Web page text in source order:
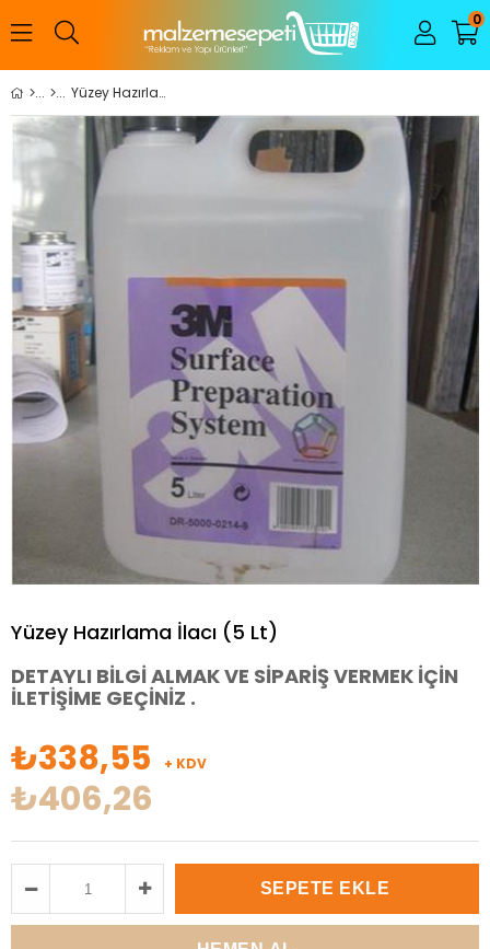
0
Yüzey Hazırlama İlacı (5 Lt)
Yüzey Hazırlama İlacı (5 Lt)
DETAYLI BİLGİ ALMAK VE SİPARİŞ VERMEK İÇİN
İLETİŞİME GEÇİNİZ .
₺338,55 + KDV
₺406,26